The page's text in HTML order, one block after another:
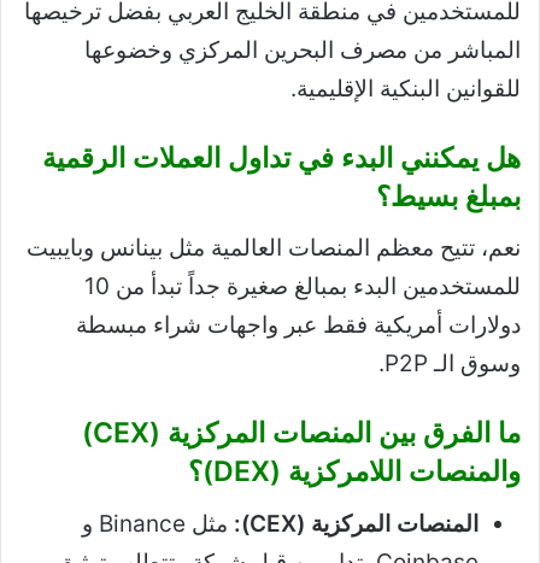
للمستخدمين في منطقة الخليج العربي بفضل ترخيصها
المباشر من مصرف البحرين المركزي وخضوعها
للقوانين البنكية الإقليمية.
هل يمكنني البدء في تداول العملات الرقمية
بمبلغ بسيط؟
نعم، تتيح معظم المنصات العالمية مثل بينانس وبايبيت
للمستخدمين البدء بمبالغ صغيرة جداً تبدأ من 10
دولارات أمريكية فقط عبر واجهات شراء مبسطة
وسوق الـ P2P.
ما الفرق بين المنصات المركزية (CEX)
والمنصات اللامركزية (DEX)؟
المنصات المركزية (CEX):
مثل Binance و